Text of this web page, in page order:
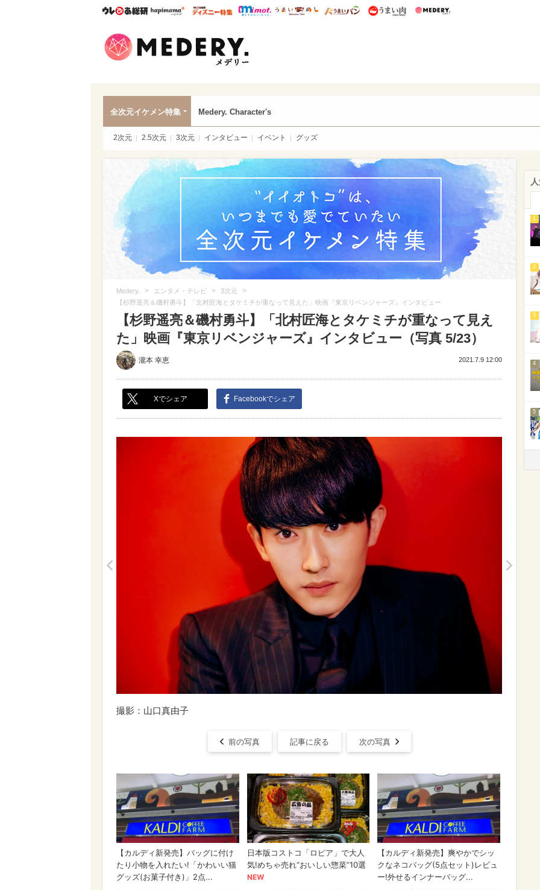
ウレぴあ総研ハピママ* ウレぴあ総研 ディズニー特集
mimot. うまいめし うまいパン うまい肉
全次元イケメン特集 Medery. Character's
2次元 2.5次元 3次元 インタビュー イベント グッズ
Medery. > エンタメ・テレビ > 3次元 >
【杉野遥亮＆磯村勇斗】「北村匠海とタケミチが重なって見えた」映画『東京リベンジャーズ』インタビュー
【杉野遥亮＆磯村勇斗】「北村匠海とタケミチが重なって見え
た」映画『東京リベンジャーズ』インタビュー（写真 5/23）
瀧本 幸恵 2021.7.9 12:00
Xでシェア Facebookでシェア
撮影：山口真由子
前の写真 記事に戻る 次の写真
1
2
3
4
5